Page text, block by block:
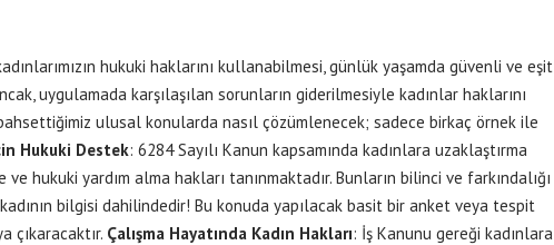
hukuki haklarını kullanabilmesi, günlük yaşamda güvenli ve eşit
uygulamada karşılaşılan sorunların giderilmesiyle kadınlar haklarını
ulusal konularda nasıl çözümlenecek; sadece birkaç örnek ile
Hukuki Destek: 6284 Sayılı Kanun kapsamında kadınlara uzaklaştırma
ve hukuki yardım alma hakları tanınmaktadır. Bunların bilinci ve farkındalığı
bilgisi dahilindedir! Bu konuda yapılacak basit bir anket veya tespit
çıkaracaktır. Çalışma Hayatında Kadın Hakları: İş Kanunu gereği kadınlara